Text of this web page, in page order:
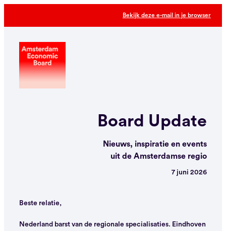
Bekijk deze e-mail in je browser
Board Update
Nieuws, inspiratie en events
uit de Amsterdamse regio
7 juni 2026
Beste relatie,
Nederland barst van de regionale specialisaties. Eindhoven